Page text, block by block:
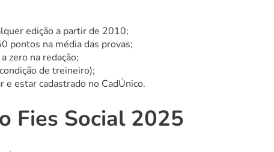
edição a partir de 2010;
pontos na média das provas;
zero na redação;
de treineiro);
e estar cadastrado no CadÚnico.
Fies Social 2025